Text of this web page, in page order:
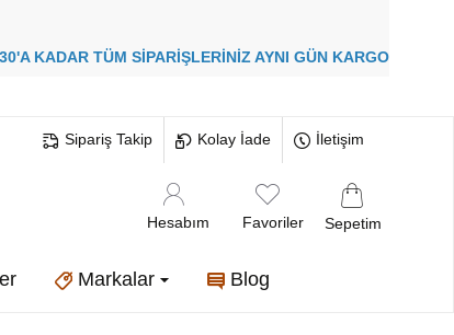
KADAR TÜM SİPARİŞLERİNİZ AYNI GÜN KARGO
Sipariş Takip Kolay İade İletişim
Hesabım Favoriler Sepetim
Markalar Blog